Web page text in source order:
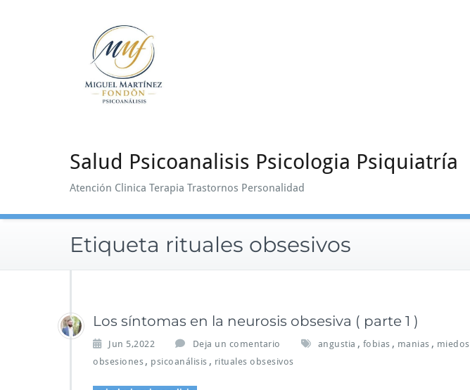
Salud Psicoanalisis Psicologia Psiquiatría
Atención Clinica Terapia Trastornos Personalidad
Etiqueta rituales obsesivos
Los síntomas en la neurosis obsesiva ( parte 1 )
Jun 5,2022 Deja un comentario angustia , fobias , manias , miedos
obsesiones , psicoanálisis , rituales obsesivos